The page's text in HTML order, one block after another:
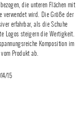
die unteren Flächen mit
verwendet wird. Die Größe der
erfahrbar, als die Schuhe
Logos steigern die Wertigkeit.
Komposition im
Produkt ab.
15